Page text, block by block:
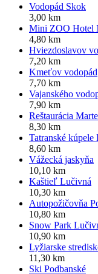
Vodopád Skok
3,00 km
Mini ZOO Hotel
4,80 km
Hviezdoslavov
7,20 km
Kmeťov vodopád
7,70 km
Vajanského
7,90 km
Reštaurácia
8,30 km
Tatranské kúpele
8,60 km
Vážecká jaskyňa
10,10 km
Kaštieľ Lučivná
10,30 km
Autopožičovňa
10,80 km
Snow Park
10,90 km
Lyžiarske
11,30 km
Ski Podbanské